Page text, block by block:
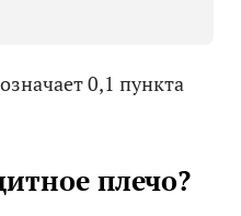
0,1 пункта
плечо?